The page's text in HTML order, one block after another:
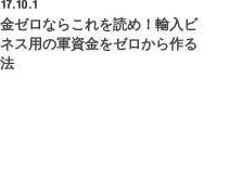
ゼロならこれを読め！輸入ビ
ス用の軍資金をゼロから作る